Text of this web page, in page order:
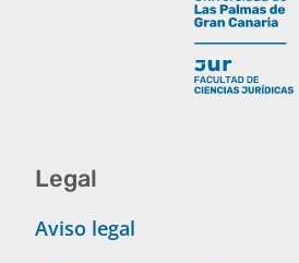
Legal
Aviso legal